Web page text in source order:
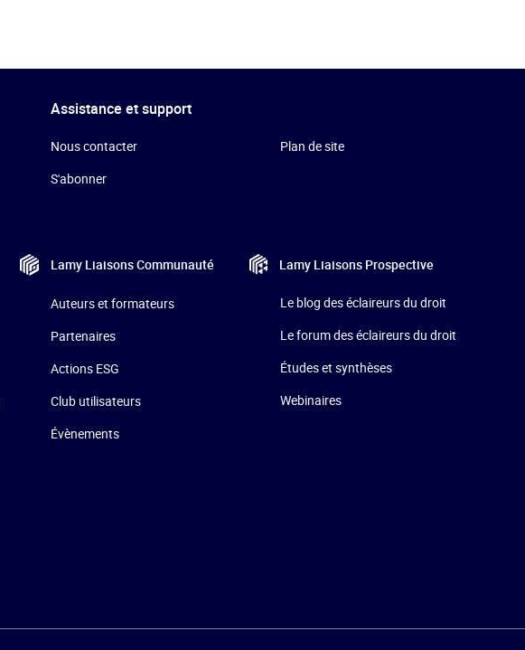
Assistance et support
Nous contacter
S'abonner
Plan de site
Lamy LiaisonsCommunauté
Auteurs et formateurs
Partenaires
Actions ESG
Club utilisateurs
Évènements
Lamy Liaisons Prospective
Le blog des éclaireurs du droit
Le forum des éclaireurs du droit
Études et synthèses
Webinaires